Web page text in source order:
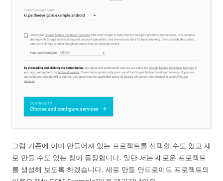
그럼 기존에 이미 만들어져 있는 프로젝트를 선택할 수도 있고 새
로 만들 수도 있는 창이 등장합니다. 일단 저는 새로운 프로젝트
를 생성해 보도록 하겠습니다. 새로 만들 안드로이드 프로젝트의